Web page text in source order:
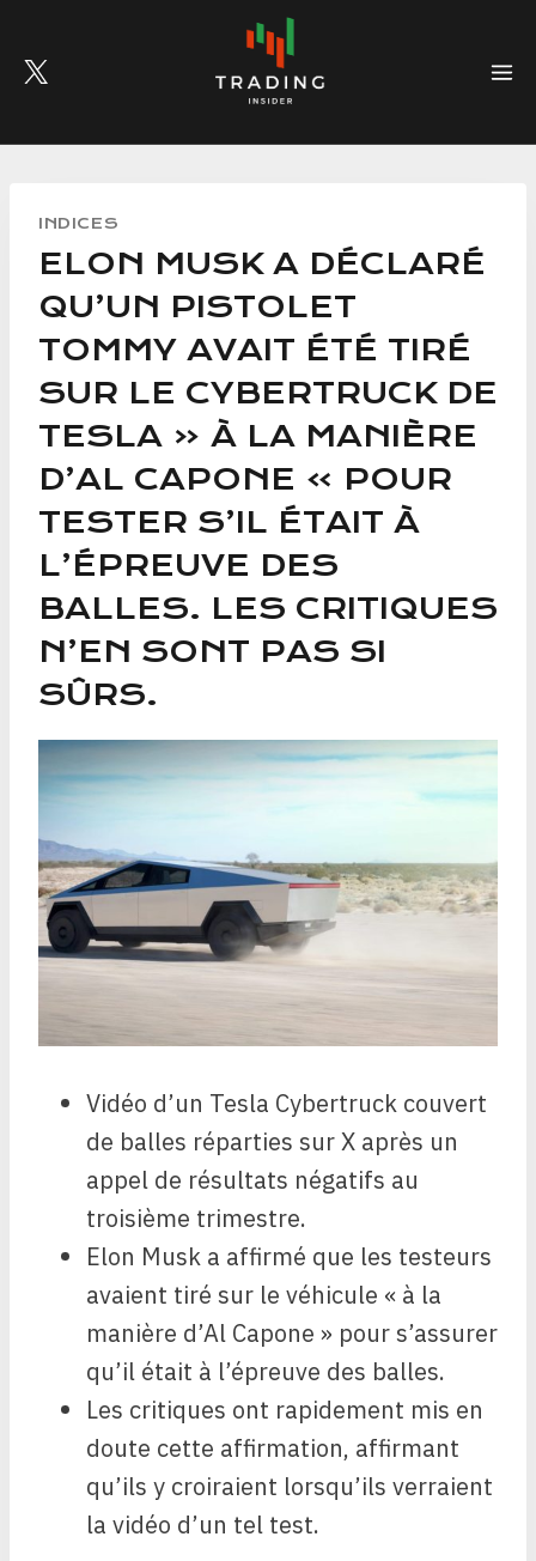
content
INDICES
ELON MUSK A DÉCLARÉ
QU’UN PISTOLET
TOMMY AVAIT ÉTÉ TIRÉ
SUR LE CYBERTRUCK DE
TESLA « À LA MANIÈRE
D’AL CAPONE » POUR
TESTER S’IL ÉTAIT À
L’ÉPREUVE DES
BALLES. LES CRITIQUES
N’EN SONT PAS SI
SÛRS.
Vidéo d’un Tesla Cybertruck couvert
de balles réparties sur X après un
appel de résultats négatifs au
troisième trimestre.
Elon Musk a affirmé que les testeurs
avaient tiré sur le véhicule « à la
manière d’Al Capone » pour s’assurer
qu’il était à l’épreuve des balles.
Les critiques ont rapidement mis en
doute cette affirmation, affirmant
qu’ils y croiraient lorsqu’ils verraient
la vidéo d’un tel test.